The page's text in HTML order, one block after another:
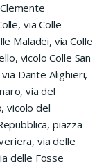
via Colle
Maladei, via Colle
vicolo Colle San
Dante Alighieri,
via del
vicolo del
piazza
via delle
delle Fosse